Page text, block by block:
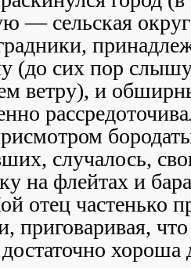
— сельская
(до сих пор
ветру), и
случалось,
на флейтах и
отец частенько
приговаривая,